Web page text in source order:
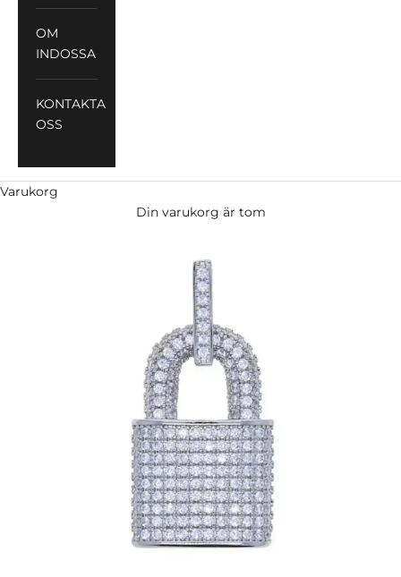
OM
INDOSSA
KONTAKTA
OSS
Varukorg
Din varukorg är tom